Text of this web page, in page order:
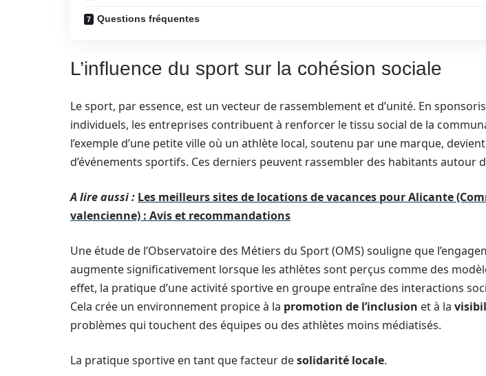
Questions fréquentes
L’influence du sport sur la cohésion sociale
Le sport, par essence, est un vecteur de rassemblement et d’unité. En
individuels, les entreprises contribuent à renforcer le tissu social de la
l’exemple d’une petite ville où un athlète local, soutenu par une marque,
d’événements sportifs. Ces derniers peuvent rassembler des habitants autour
A lire aussi : Les meilleurs sites de locations de vacances pour Alicante
valencienne) : Avis et recommandations
Une étude de l’Observatoire des Métiers du Sport (OMS) souligne que
augmente significativement lorsque les athlètes sont perçus comme des
effet, la pratique d’une activité sportive en groupe entraîne des interactions
Cela crée un environnement propice à la promotion de l’inclusion et à la
problèmes qui touchent des équipes ou des athlètes moins médiatisés.
La pratique sportive en tant que facteur desolidarité locale.